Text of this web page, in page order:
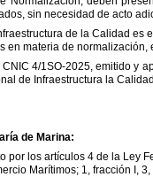
sin necesidad de acto
de la Calidad es el
en materia de normalización,
CNIC 4/1SO-2025, emitido y
de Infraestructura la Calidad
de Marina:
por los artículos 4 de la Ley
Marítimos; 1, fracción I, 3,